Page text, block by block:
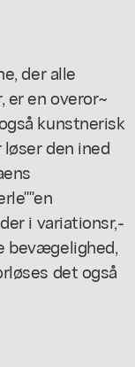
der alle
en overor~
kunstnerisk
den ined
i variationsr,-
bevægelighed,
det også